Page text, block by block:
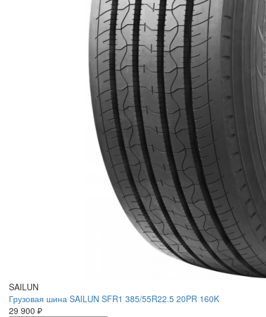
SAILUN
Грузовая шина SAILUN SFR1 385/55R22.5 20PR 160K
29 900 ₽